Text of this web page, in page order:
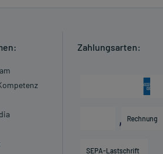
Zahlungsarten:
Rechnung
SEPA-Lastschrift